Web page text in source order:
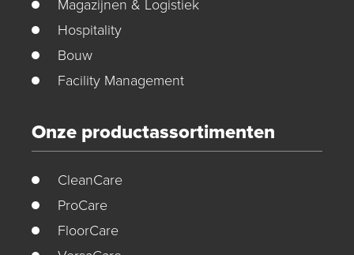
Magazijnen & Logistiek
Hospitality
Bouw
Facility Management
Onze productassortimenten
CleanCare
ProCare
FloorCare